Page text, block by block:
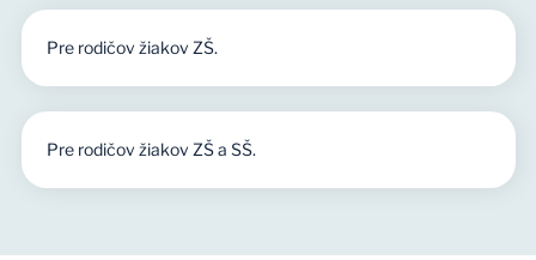
Pre rodičov žiakov ZŠ.
Pre rodičov žiakov ZŠ a SŠ.